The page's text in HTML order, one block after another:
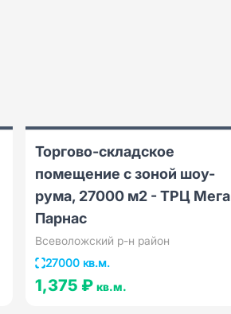
Торгово-складское
помещение с зоной шоу-
рума, 27000 м2 - ТРЦ Мега
Парнас
Всеволожский р-н район
27000 кв.м.
1,375 ₽кв.м.